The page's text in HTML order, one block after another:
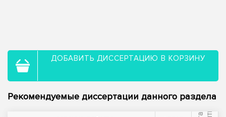
ДОБАВИТЬ ДИССЕРТАЦИЮ В КОРЗИНУ
Рекомендуемые диссертации данного раздела